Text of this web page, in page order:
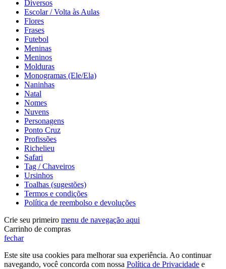
Diversos
Escolar / Volta às Aulas
Flores
Frases
Futebol
Meninas
Meninos
Molduras
Monogramas (Ele/Ela)
Naninhas
Natal
Nomes
Nuvens
Personagens
Ponto Cruz
Profissões
Richelieu
Safari
Tag / Chaveiros
Ursinhos
Toalhas (sugestões)
Termos e condições
Política de reembolso e devoluções
Crie seu primeiro menu de navegação aqui
Carrinho de compras
fechar
Este site usa cookies para melhorar sua experiência. Ao continuar
navegando, você concorda com nossa Política de Privacidade e